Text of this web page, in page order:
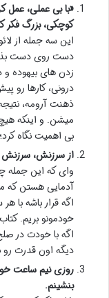
«با بی عملی، عمل
کوچکی، بزرگ فکر
این سه جمله از
دست روی دست
زدن های بیهوده
درونی، کارها رو
ذهنت آرومه،
میشن. و اینکه
بی اهمیت نگاه
از سرزنش، سرزنش
وای که این جمله
آدمایی هستن که
اگه قرار باشه با
خودمونو بریم.
اگه با خودت در
دیگه اون قدرت رو
روزی نیم ساعت
بنشینم.